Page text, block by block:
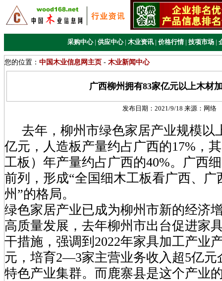
采购中心 | 供应中心 | 木业资讯 | 价格行情 | 技项市场 |
您的位置： 中国木业信息网主页 - 木业新闻中心
广西柳州拥有83家亿元以上木材
发布日期：2021/9/18 来源： 网络
去年，柳州市绿色家居产业规模以
亿元，人造板产量约占广西的17%，
工板）年产量约占广西的40%。广西
前列，形成“全国细木工板看广西、广
州”的格局。
绿色家居产业已成为柳州市新的经济
高质量发展，去年柳州市出台促进家
干措施，强调到2022年家具加工产业
元，培育2—3家主营业务收入超5亿元
特色产业集群。而鹿寨县是这个产业